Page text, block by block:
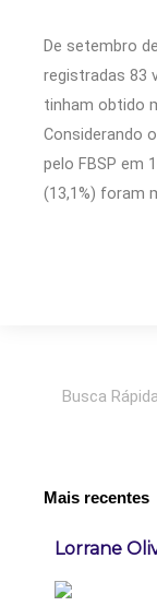
De setembro
registradas 83
tinham obtido
Considerando
pelo FBSP em
(13,1%) foram
Mais recentes
Lorrane